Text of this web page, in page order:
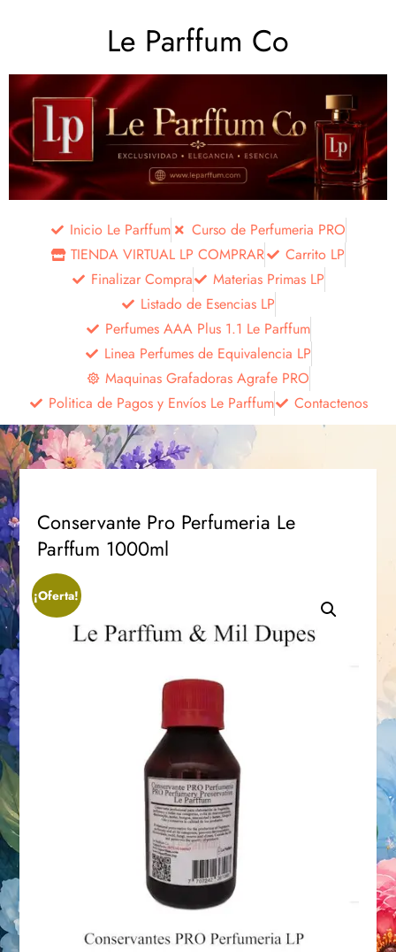
Le Parffum Co
Inicio Le Parffum
Curso de Perfumeria PRO
TIENDA VIRTUAL LP COMPRAR
Carrito LP
Finalizar Compra
Materias Primas LP
Listado de Esencias LP
Perfumes AAA Plus 1.1 Le Parffum
Linea Perfumes de Equivalencia LP
Maquinas Grafadoras Agrafe PRO
Politica de Pagos y Envíos Le Parffum
Contactenos
Conservante Pro Perfumeria Le
Parffum 1000ml
¡Oferta!